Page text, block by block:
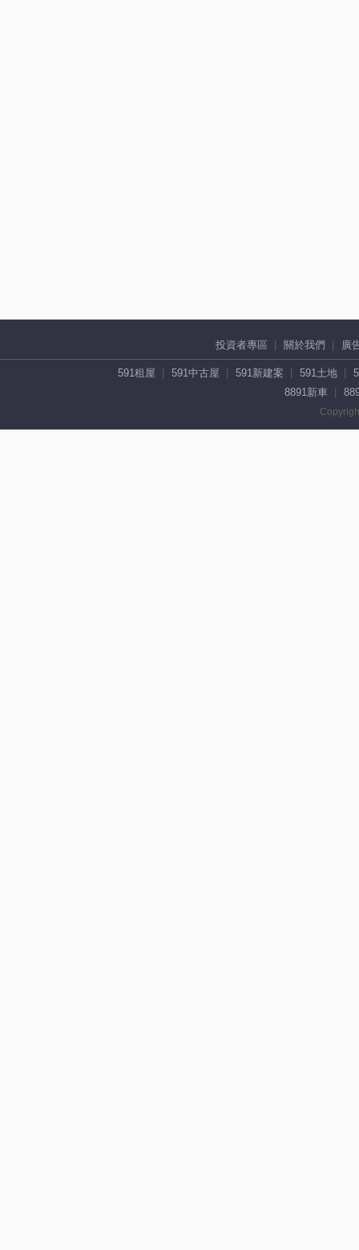
投資者專區 關於我們 廣
591租屋 591中古屋 591新建案 591土地
8891新車